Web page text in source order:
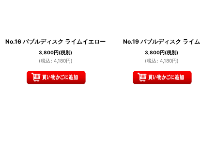
No.16 バブルディスク ライムイエロー
3,800円(税別)
(税込 : 4,180円)
No.19 バブルディスク ライム
3,800円(税別)
(税込 : 4,180円)